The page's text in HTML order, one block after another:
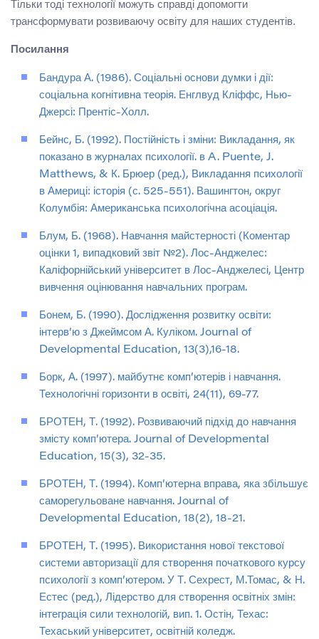
Тільки тоді технології можуть справді допомогти
трансформувати розвиваючу освіту для наших студентів.
Посилання
Бандура А. (1986). Соціальні основи думки і дії:
соціальна когнітивна теорія. Енглвуд Кліффс, Нью-
Джерсі: Прентіс-Холл.
Бейнс, Б. (1992). Постійність і зміни: Викладання, як
показано в журналах психології. в A. Puente, J.
Matthews, & К. Брюер (ред.), Викладання психології
в Америці: історія (с. 525-551). Вашингтон, округ
Колумбія: Американська психологічна асоціація.
Блум, Б. (1968). Навчання майстерності (Коментар
оцінки 1, випадковий звіт №2). Лос-Анджелес:
Каліфорнійський університет в Лос-Анджелесі, Центр
вивчення оцінювання навчальних програм.
Бонем, Б. (1990). Дослідження розвитку освіти:
інтерв’ю з Джеймсом А. Куліком. Journal of
Developmental Education, 13(3),16-18.
Борк, А. (1997). майбутнє комп’ютерів і навчання.
Технологічні горизонти в освіті, 24(11), 69-77.
БРОТЕН, Т. (1992). Розвиваючий підхід до навчання
змісту комп’ютера. Journal of Developmental
Education, 15(3), 32-35.
БРОТЕН, Т. (1994). Комп’ютерна вправа, яка збільшує
саморегульоване навчання. Journal of
Developmental Education, 18(2), 18-21.
БРОТЕН, Т. (1995). Використання нової текстової
системи авторизації для створення початкового курсу
психології з комп’ютером. У Т. Сехрест, М.Томас, & Н.
Естес (ред.), Лідерство для створення освітніх змін:
інтеграція сили технологій, вип. 1. Остін, Техас:
Техаський університет, освітній коледж.